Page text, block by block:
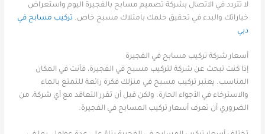
لا تتردد في الاتصال بشركة تصميم مسابح بالفجيرة اليوم واستعراض
خياراتك والبدء في تحقيق حلمك بامتلاك مسبح خاص. تركيب مسابح في
دبي
أسعار شركة تركيب مسابح في الفجيرة
إذا كنت تبحث عن شركة لتركيب مسبح في الفجيرة، فأنت في المكان
المناسب. يعتبر تركيب مسبح في منزلك فكرة رائعة للتمتع بالماء
والاسترخاء في الأجواء الحارة. ولكن قبل أن تقرر التعاقد مع أي شركة، من
الضروري أن تعرف أسعار تركيب المسابح في الفجيرة.